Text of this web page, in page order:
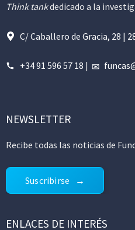
Think tankdedicado a la
C/ Caballero de Gracia, 28 |
+34 91 596 57 18 |
NEWSLETTER
Recibe todas las noticias de
Suscribirse
ENLACES DE INTERÉS